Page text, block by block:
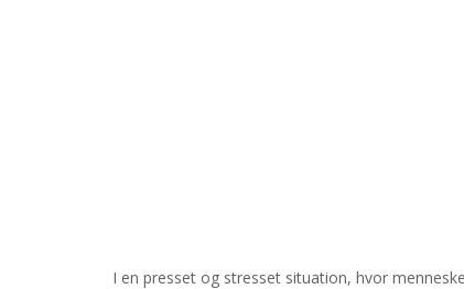
I en presset og stresset situation, hvor